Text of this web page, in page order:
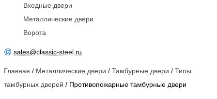
Входные двери
Металлические двери
Ворота
@ sales@classic-steel.ru
Главная / Металлические двери / Тамбурные двери / Типы
тамбурных дверей / Противопожарные тамбурные двери